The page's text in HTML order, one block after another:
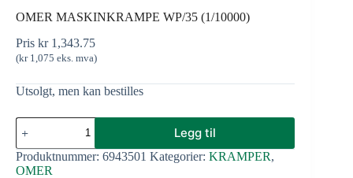
OMER MASKINKRAMPE WP/35 (1/10000)
Pris kr1,343.75
(kr1,075 eks. mva)
Utsolgt, men kan bestilles
Legg til
Produktnummer: 6943501 Kategorier: KRAMPER,
OMER